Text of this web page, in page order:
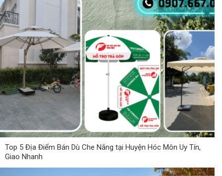
Top 5 Địa Điểm Bán Dù Che Nắng tại Huyện Hóc Môn Uy Tín,
Giao Nhanh